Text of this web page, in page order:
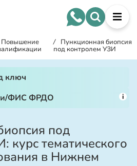
Повышение / Пункционная биопсия
под контролем УЗИ
ключ
ФИС ФРДО
i
под
курс тематического
в Нижнем